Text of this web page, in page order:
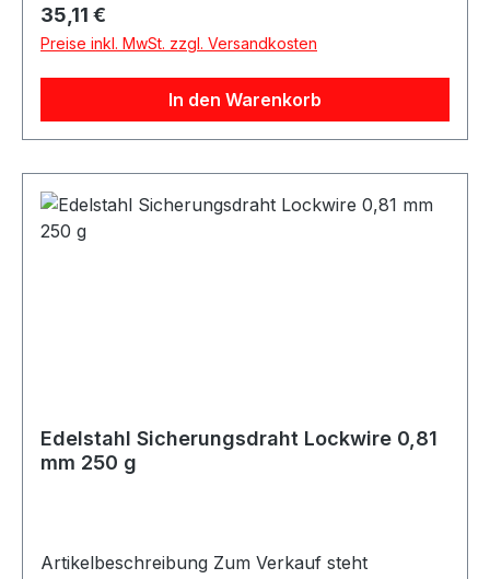
Befestigungselemente Aerospace-Anwendungen
Automotive / Motorsport Industrieanwendungen
Eigenschaften Sichert kritische Bauteile gegen
Lösen durch Vibration Ideal für
Sicherung Zertifizierungen / Standards
MS20995C ISO 9001 BS EN 9100 / 9120
Automotive-, Luftfahrt- oder Industriebereich.
Lieferumfang 1x Spule Edelstahl
Regulärer Preis:
35,11 €
Preise inkl. MwSt. zzgl. Versandkosten
In den Warenkorb
Edelstahl Sicherungsdraht Lockwire 0,81
mm 250 g
Artikelbeschreibung Zum Verkauf steht